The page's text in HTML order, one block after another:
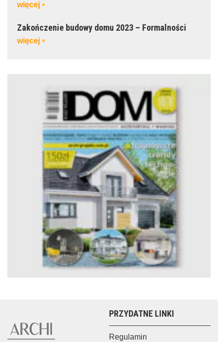
więcej »
Zakończenie budowy domu 2023 – Formalności
więcej »
PRZYDATNE LINKI
Regulamin